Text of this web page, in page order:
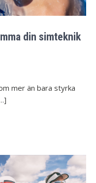
din simteknik
mer än bara styrka